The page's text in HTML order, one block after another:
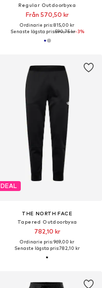
Regular Outdoorbyxa
Från 570,50 kr
Ordinarie pris: 815,00 kr
Senaste lägsta pris:590,75 kr-3%
DEAL
THE NORTH FACE
Tapered Outdoorbyxa
782,10 kr
Ordinarie pris: 969,00 kr
Senaste lägsta pris:782,10 kr